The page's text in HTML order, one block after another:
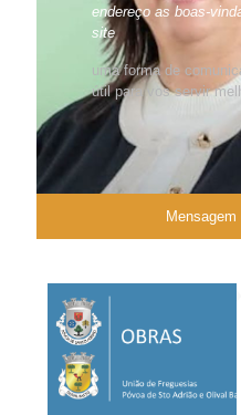
endereço as boas-
site
uma forma de
útil para vos servir